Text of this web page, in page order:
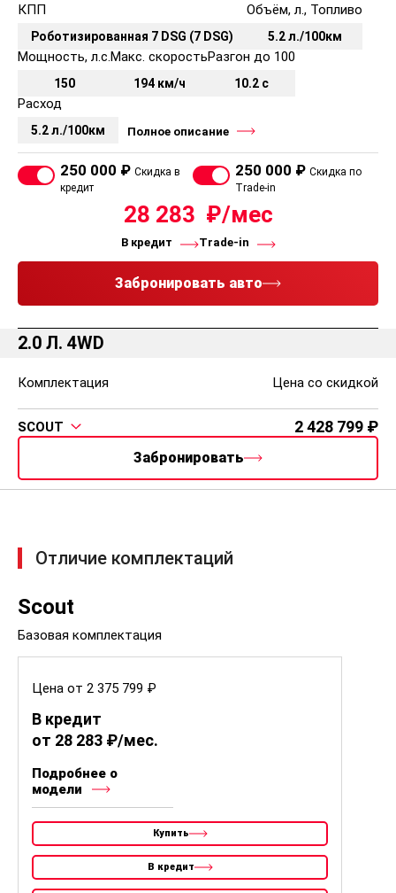
КПП
Роботизированная 7 DSG (7 DSG)
Объём, л., Топливо
5.2 л./100км
Мощность, л.с.
150
Макс. скорость
194 км/ч
Разгон до 100
10.2 с
Расход
5.2 л./100км Полное описание
250 000 ₽ Скидка в
кредит
250 000 ₽ Скидка по
Trade-in
28 283
В кредит Trade-in
Забронировать авто
2.0 Л. 4WD
Комплектация Цена со скидкой
SCOUT 2 428 799
Забронировать
Отличие комплектаций
Scout
Базовая комплектация
Цена от 2 375 799 ₽
В кредит
от 28 283 ₽/мес.
Подробнее о
модели
Купить
В кредит